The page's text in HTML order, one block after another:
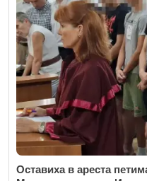
Оставиха в ареста